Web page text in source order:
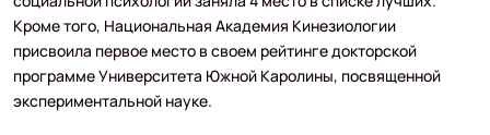
Кроме того, Национальная Академия Кинезиологии
присвоила первое место в своем рейтинге докторской
программе Университета Южной Каролины, посвященной
экспериментальной науке.